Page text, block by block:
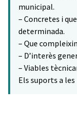
municipal.
– Concretes i
determinada.
– Que
– D’interès
– Viables
Els suports a